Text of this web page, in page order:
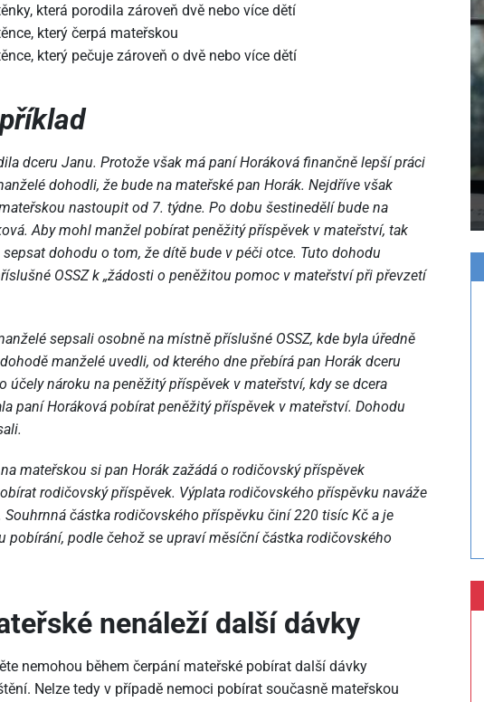
která porodila zároveň dvě nebo více dětí
který čerpá mateřskou
který pečuje zároveň o dvě nebo více dětí
dceru Janu. Protože však má paní Horáková finančně lepší práci
dohodli, že bude na mateřské pan Horák. Nejdříve však
nastoupit od 7. týdne. Po dobu šestinedělí bude na
Aby mohl manžel pobírat peněžitý příspěvek v mateřství, tak
dohodu o tom, že dítě bude v péči otce. Tuto dohodu
OSSZ k „žádosti o peněžitou pomoc v mateřství při převzetí
sepsali osobně na místně příslušné OSSZ, kde byla úředně
manželé uvedli, od kterého dne přebírá pan Horák dceru
účely nároku na peněžitý příspěvek v mateřství, kdy se dcera
paní Horáková pobírat peněžitý příspěvek v mateřství. Dohodu
mateřskou si pan Horák zažádá o rodičovský příspěvek
rodičovský příspěvek. Výplata rodičovského příspěvku naváže
Souhrnná částka rodičovského příspěvku činí 220 tisíc Kč a je
pobírání, podle čehož se upraví měsíční částka rodičovského
nenáleží další dávky
nemohou během čerpání mateřské pobírat další dávky
Nelze tedy v případě nemoci pobírat současně mateřskou